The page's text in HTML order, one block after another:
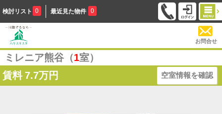
検討リスト 0 最近見た物件 0
お問合せ
ミレニア熊谷（1室）
賃料 7.7万円 空室情報を確認